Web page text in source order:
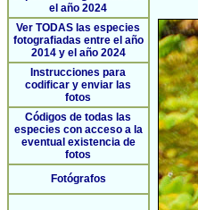
el año 2024
Ver TODAS las especies
fotografiadas entre el año
2014 y el año 2024
Instrucciones para
codificar y enviar las
fotos
Códigos de todas las
especies con acceso a la
eventual existencia de
fotos
Fotógrafos